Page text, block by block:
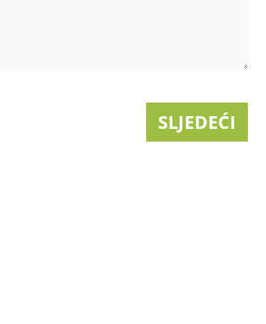
SLJEDEĆI